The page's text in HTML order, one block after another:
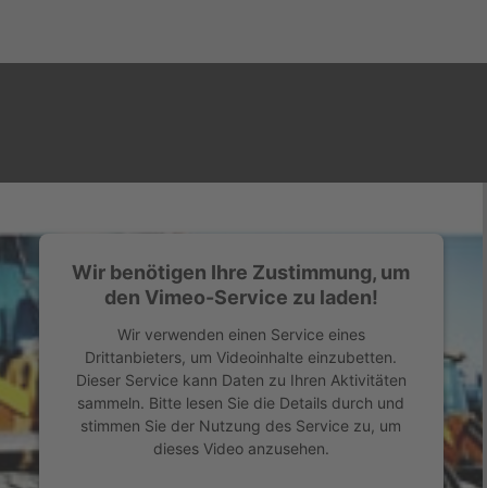
Wir benötigen Ihre Zustimmung, um
den Vimeo-Service zu laden!
Wir verwenden einen Service eines
Drittanbieters, um Videoinhalte einzubetten.
Dieser Service kann Daten zu Ihren Aktivitäten
sammeln. Bitte lesen Sie die Details durch und
stimmen Sie der Nutzung des Service zu, um
dieses Video anzusehen.